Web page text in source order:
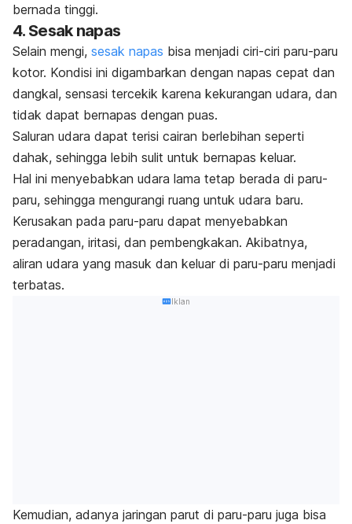
bernada tinggi.
4. Sesak napas
Selain mengi, sesak napas bisa menjadi ciri-ciri paru-paru
kotor. Kondisi ini digambarkan dengan napas cepat dan
dangkal, sensasi tercekik karena kekurangan udara, dan
tidak dapat bernapas dengan puas.
Saluran udara dapat terisi cairan berlebihan seperti
dahak, sehingga lebih sulit untuk bernapas keluar.
Hal ini menyebabkan udara lama tetap berada di paru-
paru, sehingga mengurangi ruang untuk udara baru.
Kerusakan pada paru-paru dapat menyebabkan
peradangan, iritasi, dan pembengkakan. Akibatnya,
aliran udara yang masuk dan keluar di paru-paru menjadi
terbatas.
Iklan
Kemudian, adanya jaringan parut di paru-paru juga bisa